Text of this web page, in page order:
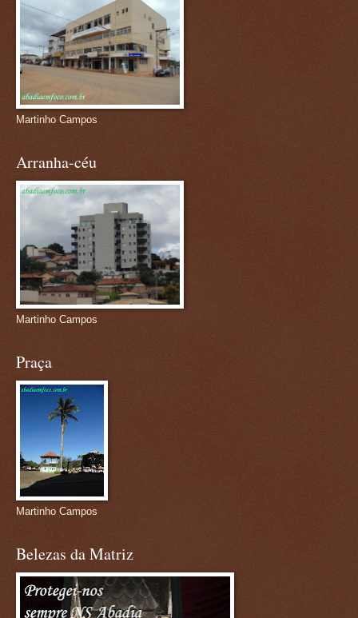
Martinho Campos
Arranha-céu
Martinho Campos
Praça
Martinho Campos
Belezas da Matriz